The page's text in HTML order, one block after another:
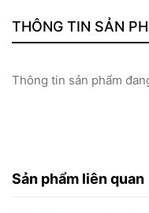
THÔNG TIN SẢN
Thông tin sản phẩm
Sản phẩm liên quan